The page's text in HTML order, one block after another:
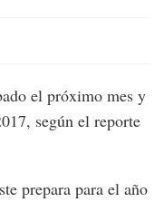
el próximo mes y
según el reporte
prepara para el año